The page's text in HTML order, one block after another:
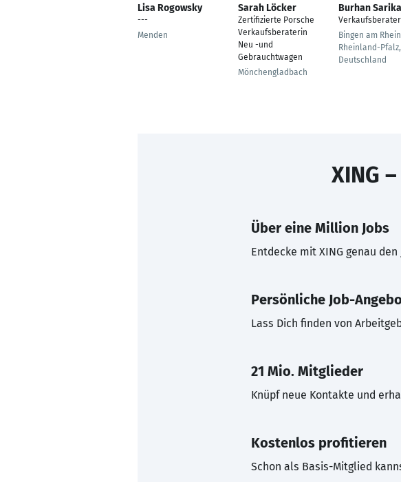
Lisa Rogowsky
---
Menden
Sarah Löcker
Zertifizierte Porsche
Verkaufsberaterin
Neu -und
Gebrauchtwagen
Mönchengladbach
Burhan
Verkaufsberater
Bingen am
Rheinland-Pfalz,
Deutschland
XING
Über eine Million Jobs
Entdecke mit XING genau
Persönliche Job-
Lass Dich finden von
21 Mio. Mitglieder
Knüpf neue Kontakte und
Kostenlos profitieren
Schon als Basis-Mitglied